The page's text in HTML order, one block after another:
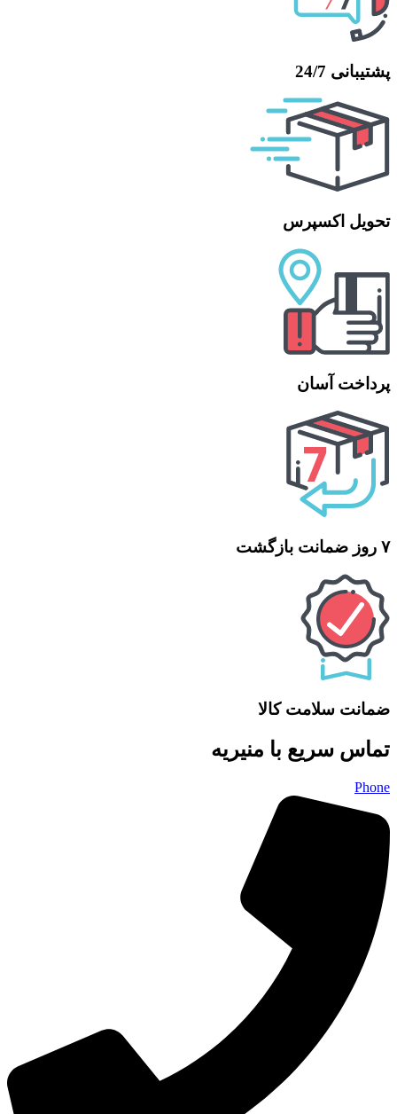
پشتیبانی 24/7
تحویل اکسپرس
پرداخت آسان
۷ روز ضمانت بازگشت
ضمانت سلامت کالا
تماس سریع با منیریه
Phone